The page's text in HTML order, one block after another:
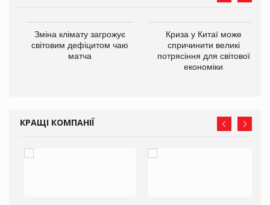
Зміна клімату загрожує
світовим дефіцитом чаю
матча
Криза у Китаї може
спричинити великі
потрясіння для світової
економіки
КРАЩІ КОМПАНІЇ